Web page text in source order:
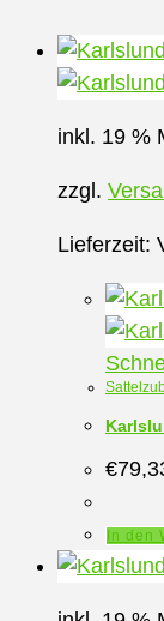
inkl. 19 %
zzgl.
Lieferzeit:
€
In den